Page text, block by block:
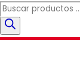
Búsqueda
de
productos